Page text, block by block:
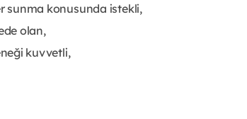
sunma konusunda istekli,
olan,
kuvvetli,